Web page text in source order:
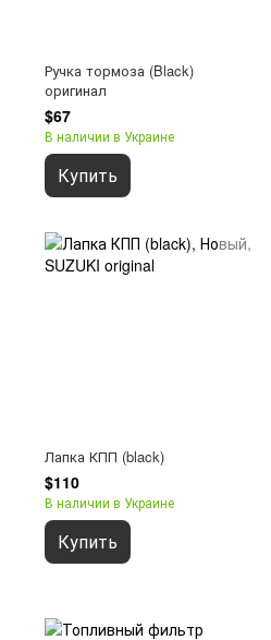
Ручка тормоза (Black)
оригинал
$67
В наличии в Украине
Купить
Лапка КПП (black)
$110
В наличии в Украине
Купить